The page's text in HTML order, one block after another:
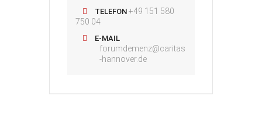
TELEFON +49 151 580
750 04
E-MAIL
forumdemenz@caritas
-hannover.de